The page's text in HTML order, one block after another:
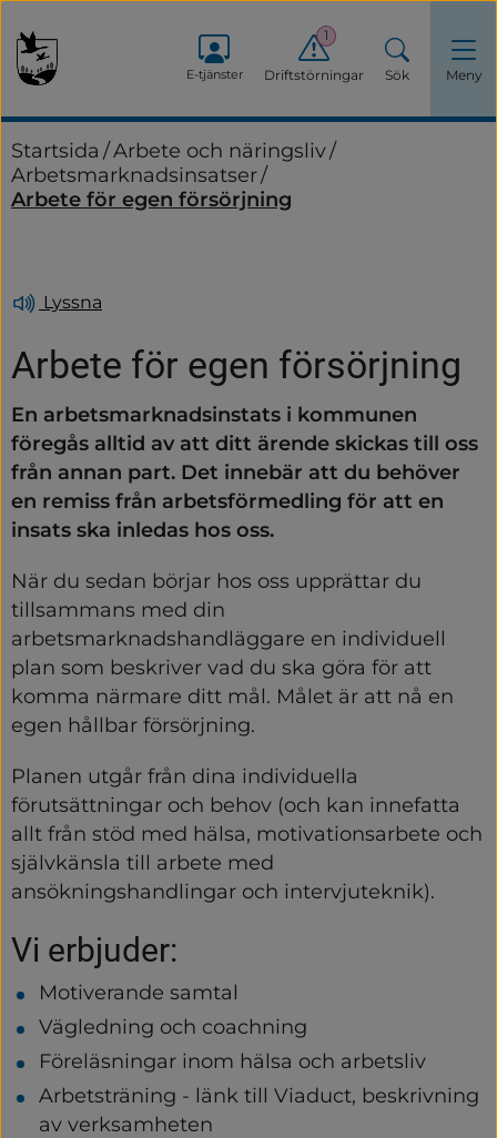
E-tjänster Driftstörningar
1
Sök Meny
Startsida /Arbete och näringsliv/
Arbetsmarknadsinsatser/
Arbete för egen försörjning
Lyssna
Arbete för egen försörjning
En arbetsmarknadsinstats i kommunen
föregås alltid av att ditt ärende skickas till oss
från annan part. Det innebär att du behöver
en remiss från arbetsförmedling för att en
insats ska inledas hos oss.
När du sedan börjar hos oss upprättar du
tillsammans med din
arbetsmarknadshandläggare en individuell
plan som beskriver vad du ska göra för att
komma närmare ditt mål. Målet är att nå en
egen hållbar försörjning.
Planen utgår från dina individuella
förutsättningar och behov (och kan innefatta
allt från stöd med hälsa, motivationsarbete och
självkänsla till arbete med
ansökningshandlingar och intervjuteknik).
Vi erbjuder:
Motiverande samtal
Vägledning och coachning
Föreläsningar inom hälsa och arbetsliv
Arbetsträning - länk till Viaduct, beskrivning
av verksamheten